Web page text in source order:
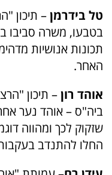
טל בידרמן– תיכון
בטבעו, משרה סביבו
תכונות אנושיות
האחר.
אוהד רון– תיכון
ביה"ס – אוהד נער
שזקוק לכך ומהווה
החלו להתנדב